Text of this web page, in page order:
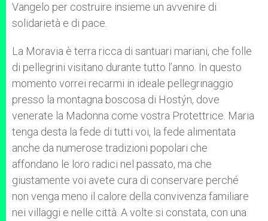
Vangelo per costruire insieme un avvenire di
solidarietà e di pace.
La Moravia è terra ricca di santuari mariani, che folle
di pellegrini visitano durante tutto l’anno. In questo
momento vorrei recarmi in ideale pellegrinaggio
presso la montagna boscosa di Hostýn, dove
venerate la Madonna come vostra Protettrice. Maria
tenga desta la fede di tutti voi, la fede alimentata
anche da numerose tradizioni popolari che
affondano le loro radici nel passato, ma che
giustamente voi avete cura di conservare perché
non venga meno il calore della convivenza familiare
nei villaggi e nelle città. A volte si constata, con una